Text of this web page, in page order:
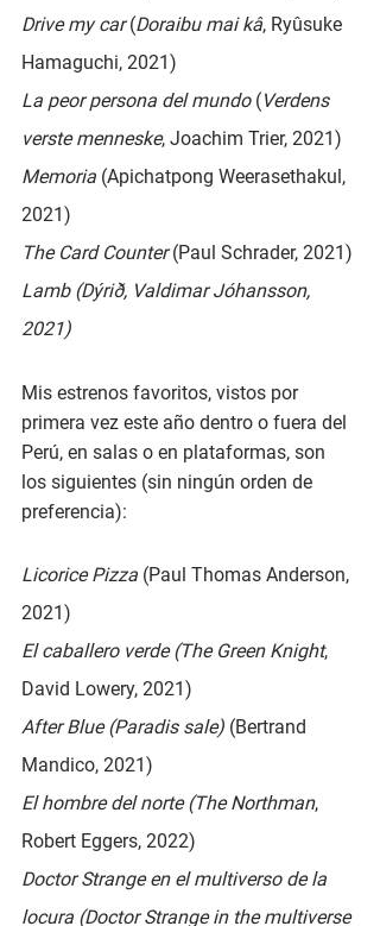
Drive my car (Doraibu mai kâ, Ryûsuke
Hamaguchi, 2021)
La peor persona del mundo (Verdens
verste menneske, Joachim Trier, 2021)
Memoria (Apichatpong Weerasethakul,
2021)
The Card Counter (Paul Schrader, 2021)
Lamb (Dýrið, Valdimar Jóhansson,
2021)
Mis estrenos favoritos, vistos por
primera vez este año dentro o fuera del
Perú, en salas o en plataformas, son
los siguientes (sin ningún orden de
preferencia):
Licorice Pizza (Paul Thomas Anderson,
2021)
El caballero verde (The Green Knight,
David Lowery, 2021)
After Blue (Paradis sale) (Bertrand
Mandico, 2021)
El hombre del norte (The Northman,
Robert Eggers, 2022)
Doctor Strange en el multiverso de la
locura (Doctor Strange in the multiverse